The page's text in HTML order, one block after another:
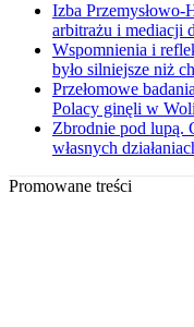
Izba
arbitrażu i mediacji
Wspomnienia i
było silniejsze niż
Przełomowe
Polacy ginęli w
Zbrodnie pod lupą.
własnych
Promowane treści